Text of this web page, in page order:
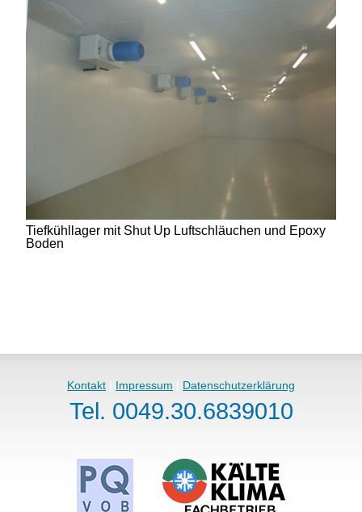
Tiefkühllager mit Shut Up Luftschläuchen und Epoxy
Boden
Kontakt Impressum Datenschutzerklärung
Tel. 0049.30.6839010